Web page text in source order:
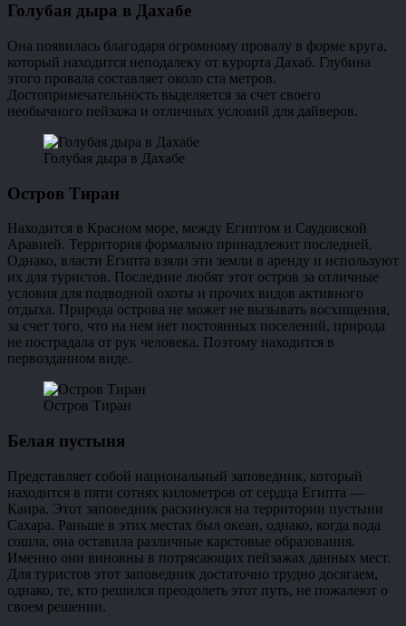
Голубая дыра в Дахабе
Она появилась благодаря огромному провалу в форме круга,
который находится неподалеку от курорта Дахаб. Глубина
этого провала составляет около ста метров.
Достопримечательность выделяется за счет своего
необычного пейзажа и отличных условий для дайверов.
Голубая дыра в Дахабе
Остров Тиран
Находится в Красном море, между Египтом и Саудовской
Аравией. Территория формально принадлежит последней.
Однако, власти Египта взяли эти земли в аренду и используют
их для туристов. Последние любят этот остров за отличные
условия для подводной охоты и прочих видов активного
отдыха. Природа острова не может не вызывать восхищения,
за счет того, что на нем нет постоянных поселений, природа
не пострадала от рук человека. Поэтому находится в
первозданном виде.
Остров Тиран
Белая пустыня
Представляет собой национальный заповедник, который
находится в пяти сотнях километров от сердца Египта —
Каира. Этот заповедник раскинулся на территории пустыни
Сахара. Раньше в этих местах был океан, однако, когда вода
сошла, она оставила различные карстовые образования.
Именно они виновны в потрясающих пейзажах данных мест.
Для туристов этот заповедник достаточно трудно досягаем,
однако, те, кто решился преодолеть этот путь, не пожалеют о
своем решении.